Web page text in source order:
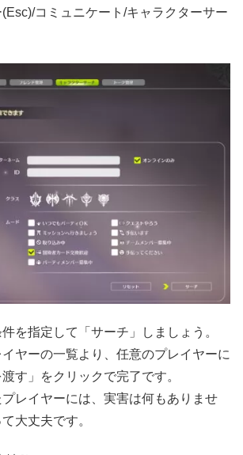
コミュニケート/キャラクターサー
を指定して「サーチ」しましょう。
ヤーの一覧より、任意のプレイヤーに
す」をクリックで完了です。
レイヤーには、実害は何もありませ
大丈夫です。